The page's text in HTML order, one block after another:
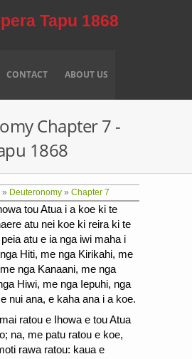
Tapu 1868
CONTACT ABOUT US
Chapter 7 -
1868
» Deuteronomy » Chapter 7
tou Atua i a koe ki te
atu nei koe ki reira ki te
atu e ia nga iwi maha i
Hiti, me nga Kirikahi, me
nga Kanaani, me nga
Hiwi, me nga Iepuhi, nga
nui ana, e kaha ana i a koe.
ratou e Ihowa e tou Atua
na, me patu ratou e koe,
rawa ratou: kaua e